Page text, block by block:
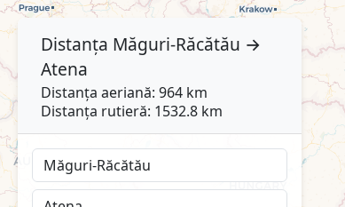
Distanța Măguri-Răcătău →
Atena
Distanța aeriană: 964 km
Distanța rutieră: 1532.8 km